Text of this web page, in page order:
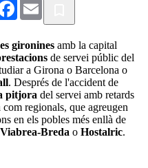
Facebook
Email
gironines amb la capital
de servei públic del
a Girona o Barcelona o
. Després de l'accident de
pitjora del servei amb retards
regionals, que agreugen
en els pobles més enllà de
Breda o Hostalric.